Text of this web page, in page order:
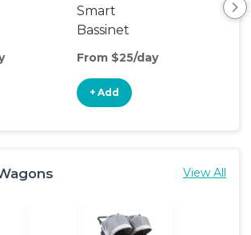
Smart
Bassinet
From $25/day
+ Add
View All